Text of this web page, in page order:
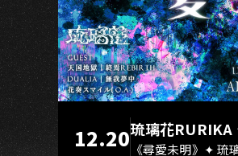
12.20琉璃花RURIKA
焉Rebirth、
《尋愛未明》✦